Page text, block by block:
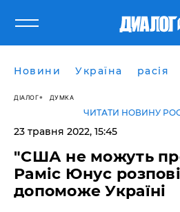
Новини Україна расія
ДІАЛОГ ДУМКА
ЧИТАТИ НОВИНУ
23 травня 2022, 15:45
"США не можуть
Раміс Юнус
допоможе Україні